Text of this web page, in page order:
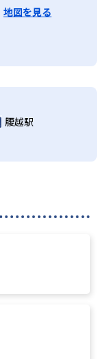
地図を見る
腰越駅